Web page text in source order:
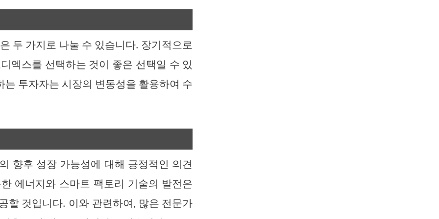
두 가지로 나눌 수 있습니다. 장기적으로
엑스를 선택하는 것이 좋은 선택일 수 있
투자자는 시장의 변동성을 활용하여 수
향후 성장 가능성에 대해 긍정적인 의견
에너지와 스마트 팩토리 기술의 발전은
할 것입니다. 이와 관련하여, 많은 전문가